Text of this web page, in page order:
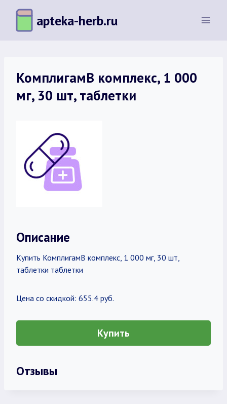
Перейти
содержимому
apteka-herb.ru
КомплигамВ комплекс, 1 000
мг, 30 шт, таблетки
Описание
Купить КомплигамВ комплекс, 1 000 мг, 30 шт,
таблетки таблетки
Цена со скидкой: 655.4 руб.
Купить
Отзывы